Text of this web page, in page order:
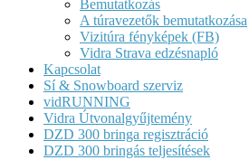
Bemutatkozás
A túravezetők bemutatkozása
Vizitúra fényképek (FB)
Vidra Strava edzésnapló
Kapcsolat
Sí & Snowboard szerviz
vidRUNNING
Vidra Útvonalgyűjtemény
DZD 300 bringa regisztráció
DZD 300 bringás teljesítések